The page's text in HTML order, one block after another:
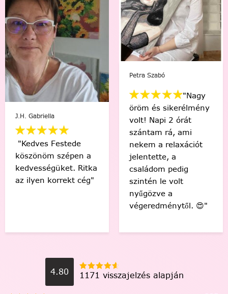
Petra Szabó
"Nagy
volt! Napi 2 órát
szántam rá, ami
nekem a relaxációt
jelentette, a
családom pedig
szintén le volt
Viki Vas-Lukács
"Kedvenc egyéni
számfestőmmel 🥰
tökéletes lett,
élmény volt minden
egyes ecsetvonás!
Köszönöm Festede!
❤️🤗"
4.80 1171 visszajelzés alapján